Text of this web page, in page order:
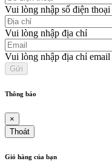
Vui lòng nhập số điện thoại
Vui lòng nhập địa chỉ
Vui lòng nhập địa chỉ email
Thông báo
×
Thoát
Giỏ hàng của bạn